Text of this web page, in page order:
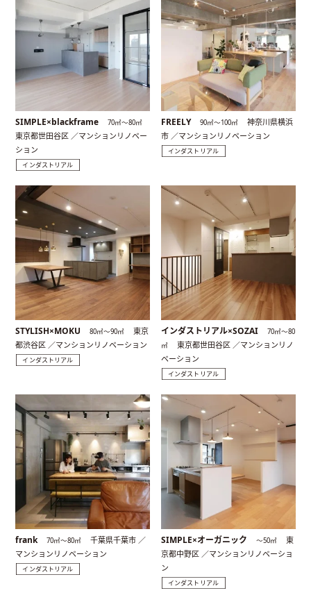
SIMPLE×blackframe 70㎡〜80㎡
東京都世田谷区 ／マンションリノベー
ション
インダストリアル
FREELY 90㎡〜100㎡
神奈川県横浜
市 ／マンションリノベーション
インダストリアル
STYLISH×MOKU 80㎡〜90㎡
東京
都渋谷区 ／マンションリノベーション
インダストリアル
インダストリアル×SOZAI
70㎡〜80
㎡
東京都世田谷区 ／マンションリノ
ベーション
インダストリアル
frank 70㎡〜80㎡
千葉県千葉市 ／
マンションリノベーション
インダストリアル
SIMPLE×オーガニック 〜50㎡
東
京都中野区 ／マンションリノベーショ
ン
インダストリアル